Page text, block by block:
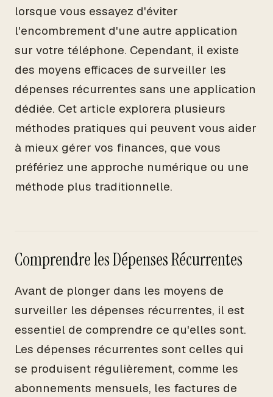
lorsque vous essayez d'éviter
l'encombrement d'une autre application
sur votre téléphone. Cependant, il existe
des moyens efficaces de surveiller les
dépenses récurrentes sans une application
dédiée. Cet article explorera plusieurs
méthodes pratiques qui peuvent vous aider
à mieux gérer vos finances, que vous
préfériez une approche numérique ou une
méthode plus traditionnelle.
Comprendre les Dépenses Récurrentes
Avant de plonger dans les moyens de
surveiller les dépenses récurrentes, il est
essentiel de comprendre ce qu'elles sont.
Les dépenses récurrentes sont celles qui
se produisent régulièrement, comme les
abonnements mensuels, les factures de